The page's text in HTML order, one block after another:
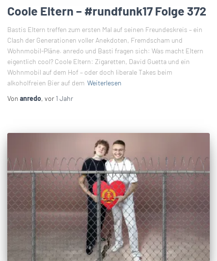
Coole Eltern – #rundfunk17 Folge 372
Bastis Eltern treffen zum ersten Mal auf seinen Freundeskreis – ein
Clash der Generationen voller Anekdoten, Fremdscham und
Wohnmobil-Pläne. anredo und Basti fragen sich: Was macht Eltern
eigentlich cool? Coole Eltern: Zigaretten, David Guetta und ein
Wohnmobil auf dem Hof – oder doch liberale Takes beim
alkoholfreien Bier auf dem Weiterlesen
Von anredo, vor 1 Jahr